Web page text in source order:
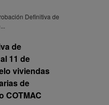
Definitiva de
de
11 de
viviendas
de
COTMAC